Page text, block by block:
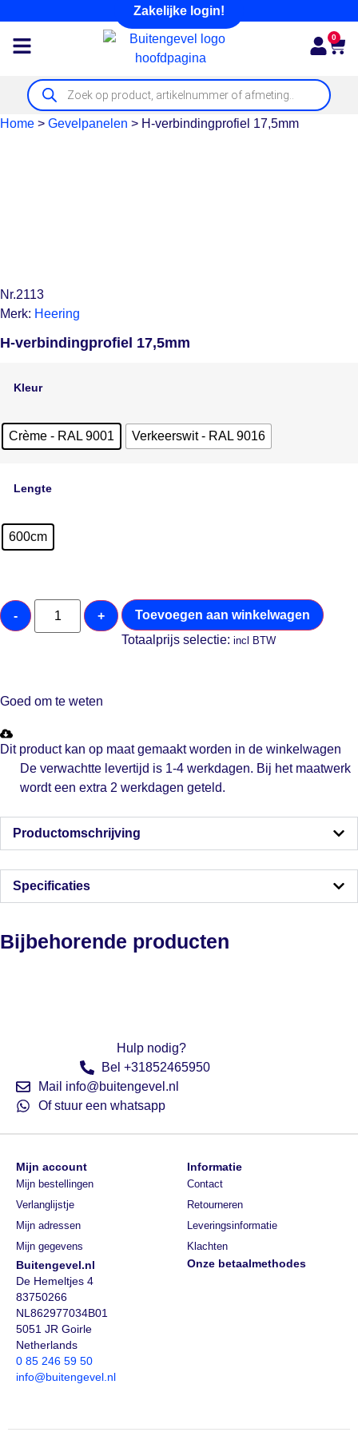
Zakelijke login!
0
Home > Gevelpanelen > H-verbindingprofiel 17,5mm
Nr.2113
Merk: Heering
H-verbindingprofiel 17,5mm
Kleur
Crème - RAL 9001 Verkeerswit - RAL 9016
Lengte
600cm
- +
Toevoegen aan winkelwagen
Totaalprijs selectie:incl BTW
Goed om te weten
Dit product kan op maat gemaakt worden in de winkelwagen
De verwachtte levertijd is 1-4 werkdagen. Bij het maatwerk
wordt een extra 2 werkdagen geteld.
Productomschrijving
Specificaties
Bijbehorende producten
Hulp nodig?
Bel +31852465950
Mail info@buitengevel.nl
Of stuur een whatsapp
Buitengevel.nl
De Hemeltjes 4
83750266
NL862977034B01
5051 JR Goirle
Netherlands
0 85 246 59 50
info@buitengevel.nl
Onze betaalmethodes
Mijn account
Mijn bestellingen
Verlanglijstje
Mijn adressen
Mijn gegevens
Informatie
Contact
Retourneren
Leveringsinformatie
Klachten